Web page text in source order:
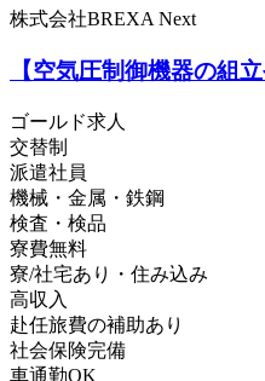
株式会社BREXA Next
【空気圧制御機器の組
ゴールド求人
交替制
派遣社員
機械・金属・鉄鋼
検査・検品
寮費無料
寮/社宅あり・住み込み
高収入
赴任旅費の補助あり
社会保険完備
車通勤OK